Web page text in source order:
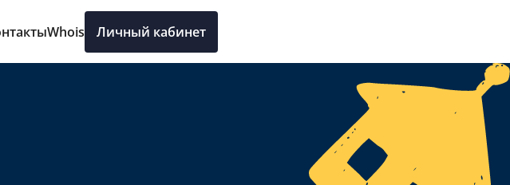
Whois Личный кабинет